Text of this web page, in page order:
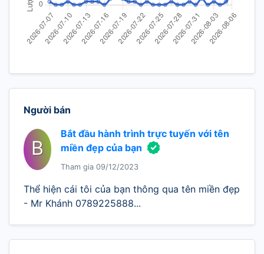
Người bán
B
Bắt đầu hành trình trực tuyến với tên
miền đẹp của bạn
Tham gia 09/12/2023
Thể hiện cái tôi của bạn thông qua tên miền đẹp
- Mr Khánh 0789225888...